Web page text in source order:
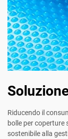
Riducendo il
bolle per
sostenibile alla